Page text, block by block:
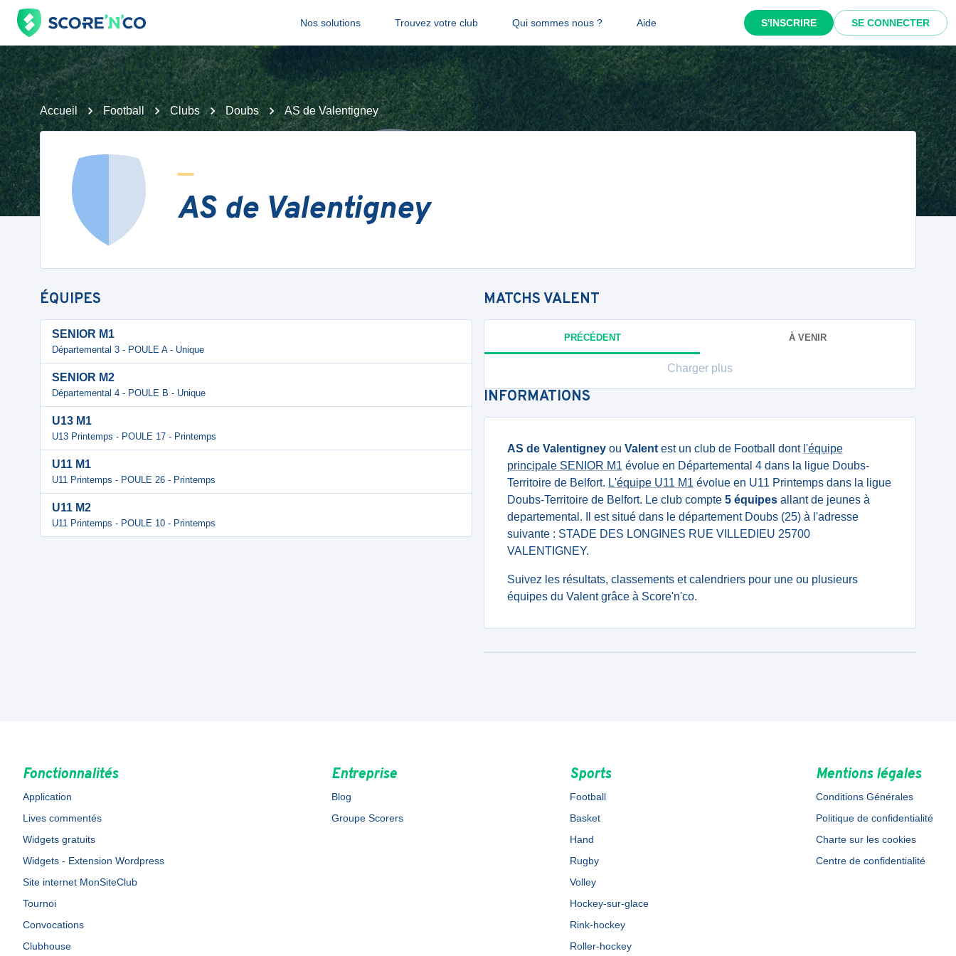
Nos solutions Trouvez votre club Qui sommes nous ? Aide S'INSCRIRE SE CONNECTER
Accueil Football Clubs Doubs AS de Valentigney
AS de Valentigney
ÉQUIPES
SENIOR M1
Départemental 3 - POULE A - Unique
SENIOR M2
Départemental 4 - POULE B - Unique
U13 M1
U13 Printemps - POULE 17 - Printemps
U11 M1
U11 Printemps - POULE 26 - Printemps
U11 M2
U11 Printemps - POULE 10 - Printemps
MATCHSVALENT
PRÉCÉDENT À VENIR
Charger plus
INFORMATIONS
AS de Valentigney ou Valent est un club de Football dont l'équipe
principale SENIOR M1 évolue en Départemental 4 dans la ligue Doubs-
Territoire de Belfort. L'équipe U11 M1 évolue en U11 Printemps dans la ligue
Doubs-Territoire de Belfort. Le club compte 5 équipes allant de jeunes à
departemental. Il est situé dans le département Doubs (25) à l'adresse
suivante : STADE DES LONGINES RUE VILLEDIEU 25700
VALENTIGNEY.
Suivez les résultats, classements et calendriers pour une ou plusieurs
équipes du Valent grâce à Score'n'co.
Fonctionnalités
Application
Lives commentés
Widgets gratuits
Widgets - Extension Wordpress
Site internet MonSiteClub
Tournoi
Convocations
Clubhouse
Entreprise
Blog
Groupe Scorers
Sports
Football
Basket
Hand
Rugby
Volley
Hockey-sur-glace
Rink-hockey
Roller-hockey
Mentions légales
Conditions Générales
Politique de confidentialité
Charte sur les cookies
Centre de confidentialité